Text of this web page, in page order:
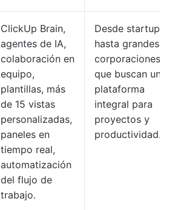
ClickUp Brain,
agentes de IA,
colaboración en
equipo,
plantillas, más
de 15 vistas
personalizadas,
paneles en
tiempo real,
automatización
del flujo de
trabajo.
Desde startups
hasta grandes
corporaciones
que buscan una
plataforma
integral para
proyectos y
productividad.